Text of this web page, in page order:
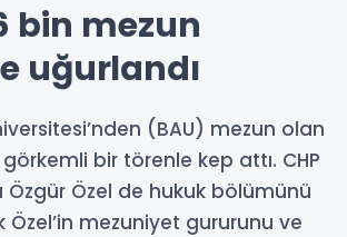
bin mezun
uğurlandı
(BAU) mezun olan
bir törenle kep attı. CHP
Özgür Özel de hukuk bölümünü
Özel’in mezuniyet gururunu ve